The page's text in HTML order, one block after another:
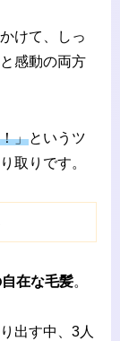
けて、しっ
感動の両方
」というツ
取りです。
在な毛髪。
出す中、3人